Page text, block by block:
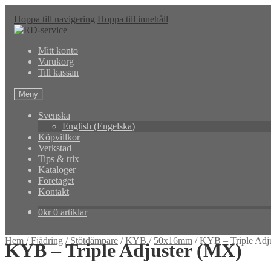
Hoppa till navigering Hoppa till innehåll
Mitt konto
Varukorg
Till kassan
Meny
Svenska
English (Engelska)
Köpvillkor
Verkstad
Tips & trix
Kataloger
Företaget
Kontakt
0kr 0 artiklar
Hem /Fjädring / Stötdämpare /KYB / 50x16mm /KYB – Triple
KYB – Triple Adjuster (MX)